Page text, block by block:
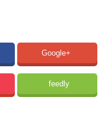
Google+
feedly